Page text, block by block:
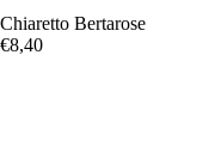
Chiaretto Bertarose
€8,40